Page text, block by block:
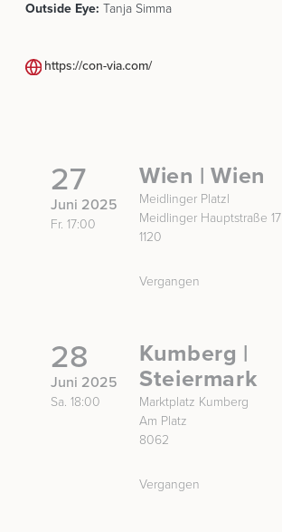
Outside Eye: Tanja Simma
https://con-via.com/
27
Juni 2025
Fr. 17:00
Wien | Wien
Meidlinger Platzl
Meidlinger Hauptstraße 17
1120
Vergangen
28
Juni 2025
Sa. 18:00
Kumberg |
Steiermark
Marktplatz Kumberg
Am Platz
8062
Vergangen